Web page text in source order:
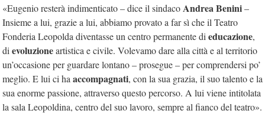
«Eugenio resterà indimenticato – dice il sindacoAndrea Benini–
Insieme a lui, grazie a lui, abbiamo provato a far sì che il Teatro
Fonderia Leopolda diventasse un centro permanente di educazione,
di evoluzioneartistica e civile. Volevamo dare alla città e al territorio
un’occasione per guardare lontano – prosegue – per comprendersi po’
meglio. E lui ci ha accompagnati, con la sua grazia, il suo talento e la
sua enorme passione, attraverso questo percorso. A lui viene intitolata
la sala Leopoldina, centro del suo lavoro, sempre al fianco del teatro».